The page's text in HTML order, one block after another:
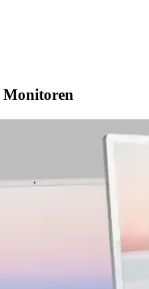
Monitoren